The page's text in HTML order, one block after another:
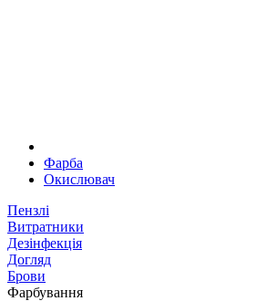
Фарба
Окислювач
Пензлі
Витратники
Дезінфекція
Догляд
Брови
Фарбування